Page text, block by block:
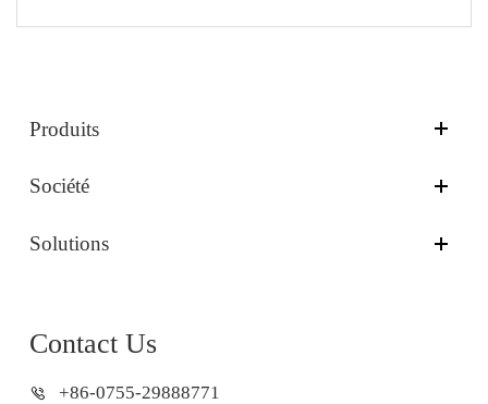
Produits
Société
Solutions
Contact Us
+86-0755-29888771